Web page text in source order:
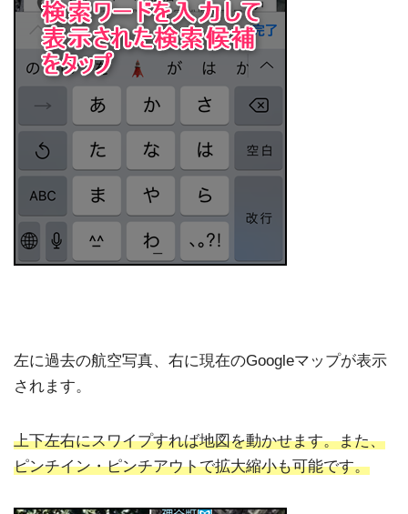
左に過去の航空写真、右に現在のGoogleマップが表示
されます。
上下左右にスワイプすれば地図を動かせます。また、
ピンチイン・ピンチアウトで拡大縮小も可能です。